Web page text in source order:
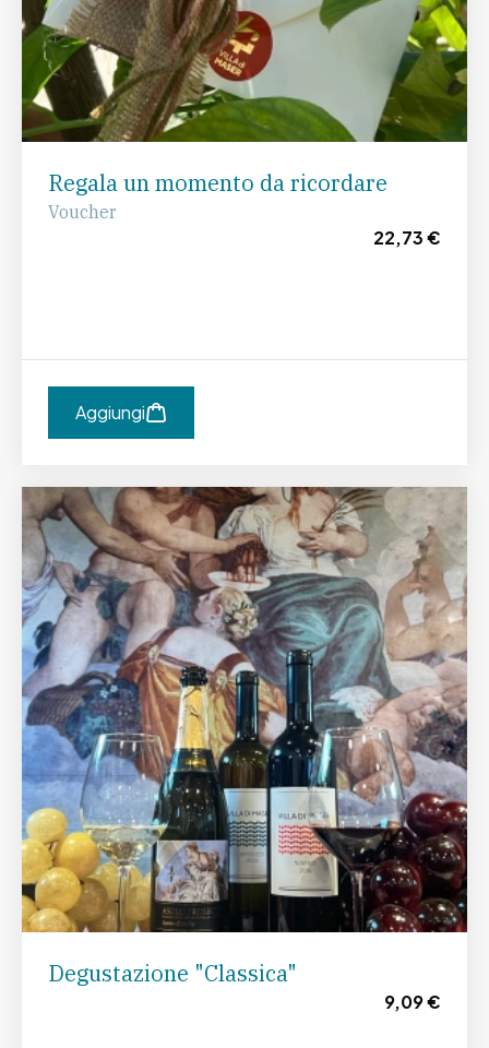
Regala un momento da ricordare
Voucher
22,73 €
Aggiungi
Degustazione "Classica"
9,09 €